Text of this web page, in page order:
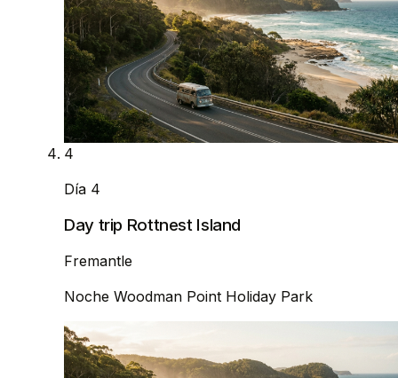
4
Día 4
Day trip Rottnest Island
Fremantle
Noche Woodman Point Holiday Park